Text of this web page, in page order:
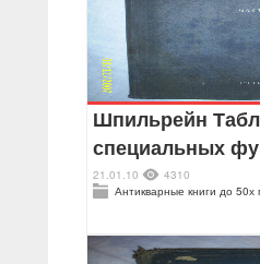
Шпильрейн
специальных
21.01.10
4310
Антикварные книги до 50х